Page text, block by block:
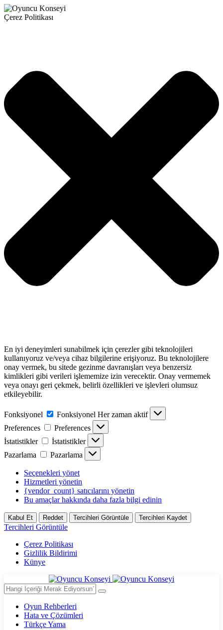
Çerez Politikası
En iyi deneyimleri sunabilmek için çerezler gibi teknolojileri
kullanıyoruz ve/veya cihaz bilgilerine erişiyoruz. Bu teknolojilere
onay vermek, bu sitede gezinme davranışları veya benzersiz
kimlikleri gibi verileri işlememize izin verecektir. Onay vermemek
veya onayı geri çekmek, belirli özellikleri ve işlevleri olumsuz
etkileyebilir.
Fonksiyonel Fonksiyonel Her zaman aktif
Preferences
Preferences
İstatistikler
İstatistikler
Pazarlama
Pazarlama
Seçenekleri yönet
Hizmetleri yönetin
{vendor_count} satıcılarını yönetin
Bu amaçlar hakkında daha fazla bilgi edinin
Kabul Et Reddet Tercihleri Görüntüle Tercihleri Kaydet
Tercihleri Görüntüle
Çerez Politikası
Gizlilik Bildirimi
Künye
Oyun Rehberleri
Hata ve Çözümleri
Türkçe Yama